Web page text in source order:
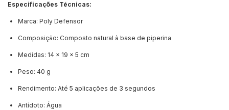
Especificações Técnicas:
Marca: Poly Defensor
Composição: Composto natural à base de piperina
Medidas: 14 x 19 x 5 cm
Peso: 40 g
Rendimento: Até 5 aplicações de 3 segundos
Antídoto: Água